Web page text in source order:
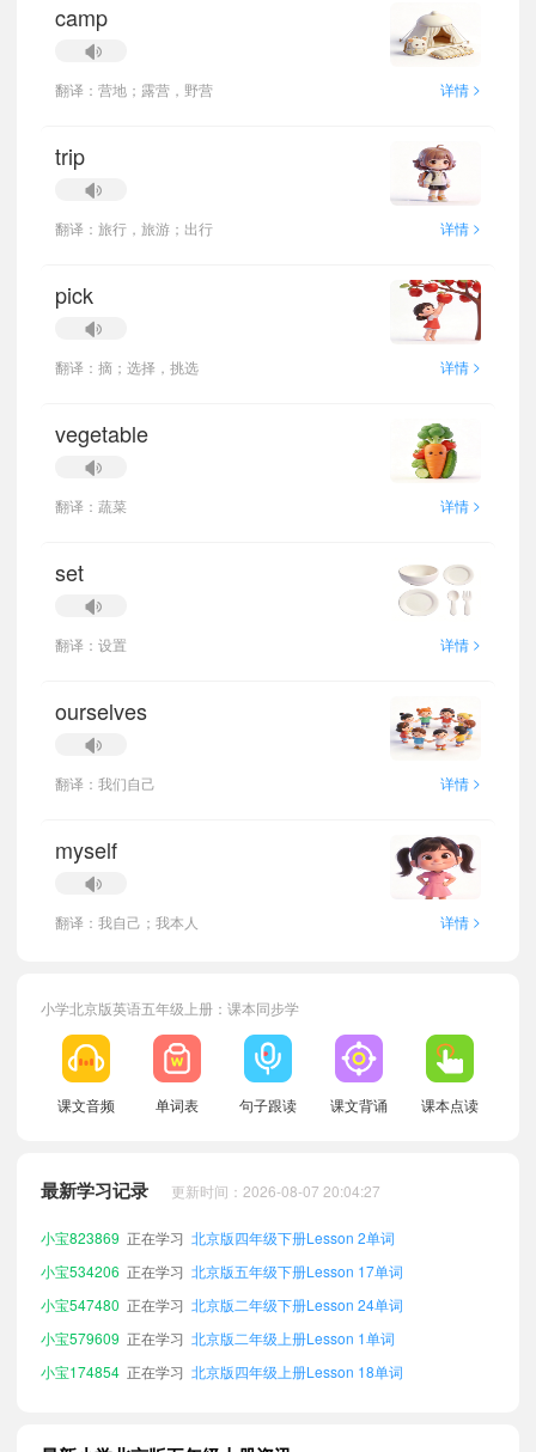
camp
翻译：营地；露营，野营 详情 >
trip
翻译：旅行，旅游；出行 详情 >
pick
翻译：摘；选择，挑选 详情 >
vegetable
翻译：蔬菜 详情 >
set
翻译：设置 详情 >
ourselves
翻译：我们自己 详情 >
myself
翻译：我自己；我本人 详情 >
小学北京版英语五年级上册：课本同步学
课文音频 单词表 句子跟读 课文背诵 课本点读
最新学习记录 更新时间：2026-08-07 20:04:27
小宝243403 正在学习 北京版一年级上册Lesson 25单词
小宝441159 正在学习 北京版四年级上册Lesson 23单词
小宝823869 正在学习 北京版四年级下册Lesson 2单词
小宝534206 正在学习 北京版五年级下册Lesson 17单词
小宝547480 正在学习 北京版二年级下册Lesson 24单词
小宝579609 正在学习 北京版二年级上册Lesson 1单词
小宝174854 正在学习 北京版四年级上册Lesson 18单词